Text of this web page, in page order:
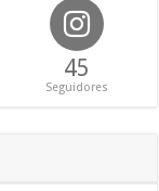
45
Seguidores